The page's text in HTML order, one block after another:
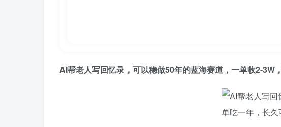
AI帮老人写回忆录，可以稳做50年的蓝海赛道，一单收2-3W